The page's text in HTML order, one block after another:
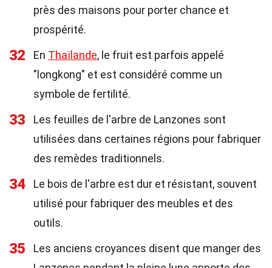
près des maisons pour porter chance et
prospérité.
32 En Thaïlande, le fruit est parfois appelé
"longkong" et est considéré comme un
symbole de fertilité.
33
Les feuilles de l'arbre de Lanzones sont
utilisées dans certaines régions pour fabriquer
des remèdes traditionnels.
34
Le bois de l'arbre est dur et résistant, souvent
utilisé pour fabriquer des meubles et des
outils.
35
Les anciens croyances disent que manger des